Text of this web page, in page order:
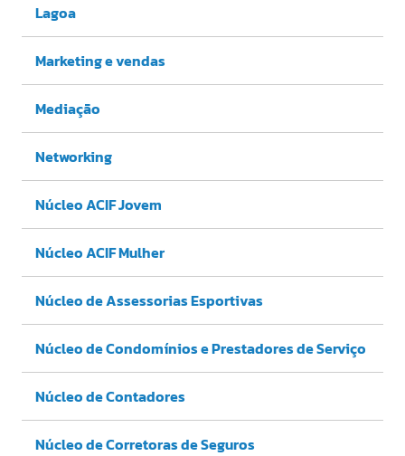
Lagoa
Marketing e vendas
Mediação
Networking
Núcleo ACIF Jovem
Núcleo ACIF Mulher
Núcleo de Assessorias Esportivas
Núcleo de Condomínios e Prestadores de Serviço
Núcleo de Contadores
Núcleo de Corretoras de Seguros